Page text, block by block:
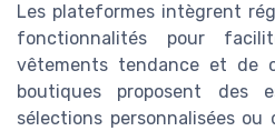
Les plateformes intègrent
fonctionnalités pour
vêtements tendance et de
boutiques proposent des
sélections personnalisées